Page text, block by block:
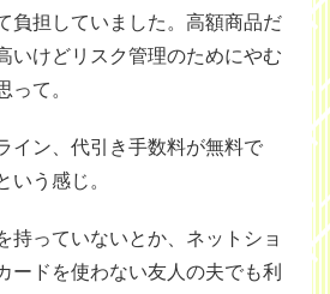
負担していました。高額商品だ
いけどリスク管理のためにやむ
って。
イン、代引き手数料が無料で
いう感じ。
持っていないとか、ネットショ
ードを使わない友人の夫でも利